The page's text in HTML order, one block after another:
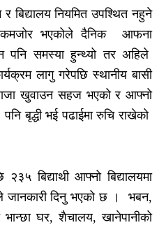
बिद्यालय नियमित उपश्थित नहुने
कमजोर भएकोले दैनिक आफना
पनि समस्या हुन्थ्यो तर अहिले
लागु गरेपछि स्थानीय बासी
खुवाउन सहज भएको र आफ्नो
पनि बृद्धी भई पढाईमा रुचि राखेको
बिद्याथी आफ्नो बिद्यालयमा
जानकारी दिनु भएको छ । भबन,
भान्छा घर, शैचालय, खानेपानीको